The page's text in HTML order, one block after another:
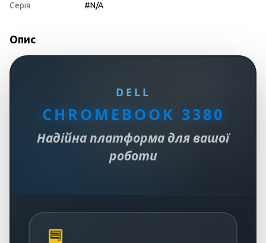
Серія #N/A
Опис
DELL
CHROMEBOOK 3380
Надійна платформа для вашої
роботи